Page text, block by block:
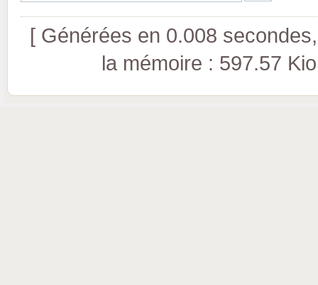
[ Générées en 0.008
la mémoire : 597.57